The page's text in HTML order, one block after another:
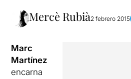
Mercè Rubià2 febrero 2015
Marc
Martínez
encarna